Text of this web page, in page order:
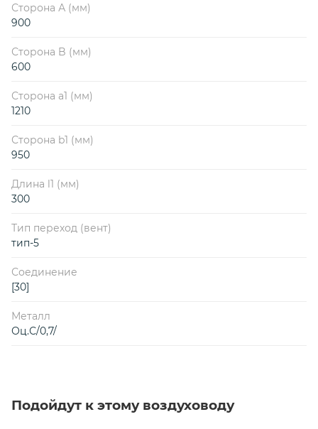
Сторона А (мм)
900
Сторона B (мм)
600
Сторона a1 (мм)
1210
Сторона b1 (мм)
950
Длина l1 (мм)
300
Тип переход (вент)
тип-5
Соединение
[30]
Металл
Оц.С/0,7/
Подойдут к этому воздуховоду